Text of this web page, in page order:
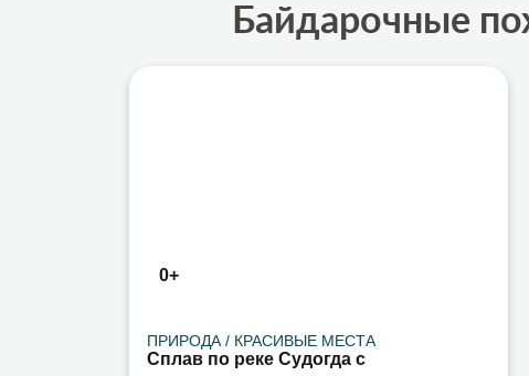
Байдарочные
0+
ПРИРОДА / КРАСИВЫЕ МЕСТА
Сплав по реке Судогда с